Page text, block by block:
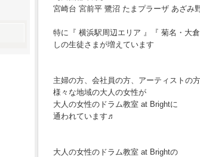
宮崎台 宮前平 鷺沼 たまプラーザ あざみ
特に『 横浜駅周辺エリア 』『 菊名・大
しの生徒さまが増えています
主婦の方、会社員の方、アーティストの
様々な地域の大人の女性が
大人の女性のドラム教室 at Brightに
通われています♬
大人の女性のドラム教室 at Brightの